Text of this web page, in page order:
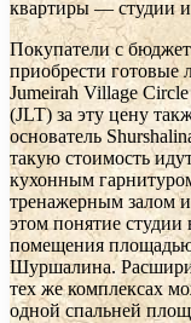
квартиры — студии и
Покупатели с
приобрести готовые
Jumeirah Village
(JLT) за эту цену
основатель
такую стоимость
кухонным
тренажерным залом
этом понятие
помещения
Шуршалина.
тех же комплексах
одной спальней